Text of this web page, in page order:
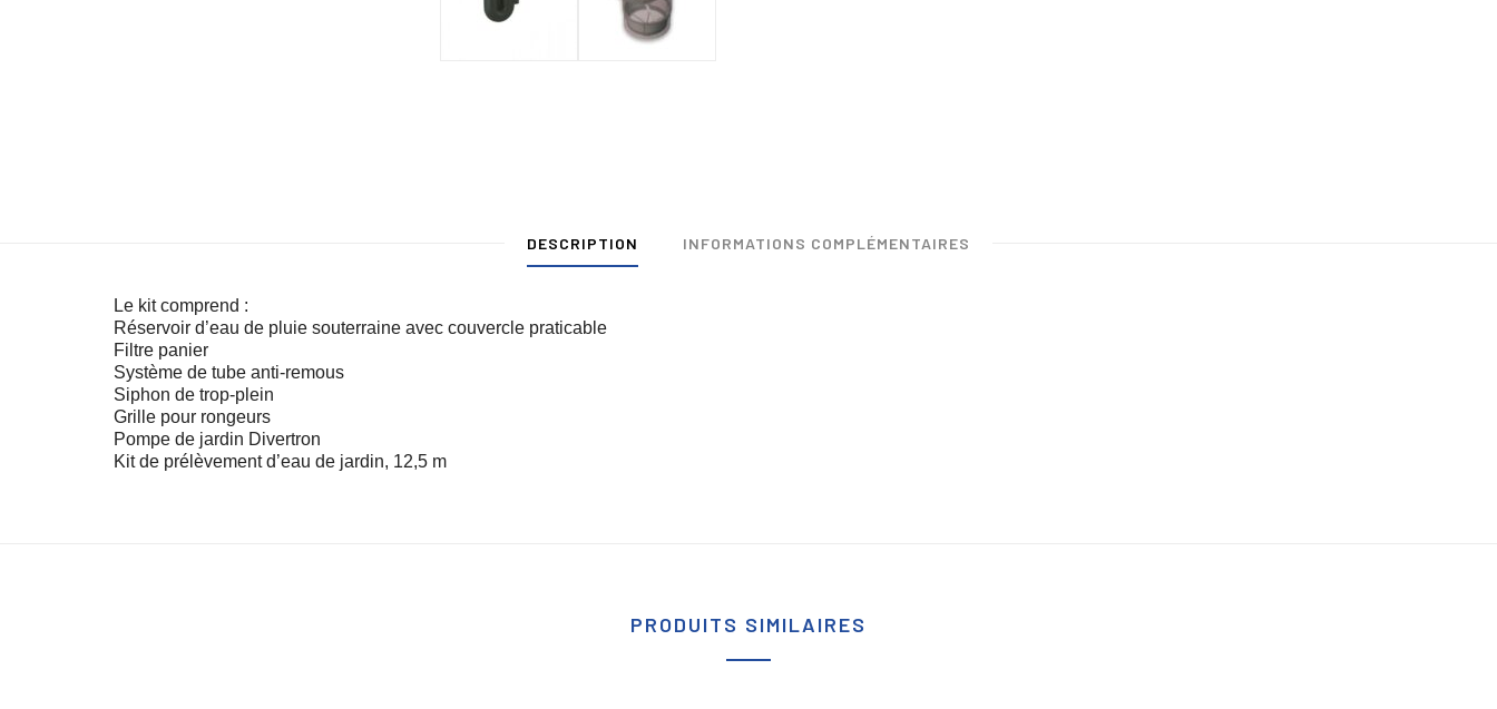
DESCRIPTION INFORMATIONS COMPLÉMENTAIRES
Le kit comprend :
Réservoir d’eau de pluie souterraine avec couvercle praticable
Filtre panier
Système de tube anti-remous
Siphon de trop-plein
Grille pour rongeurs
Pompe de jardin Divertron
Kit de prélèvement d’eau de jardin, 12,5 m
PRODUITS SIMILAIRES